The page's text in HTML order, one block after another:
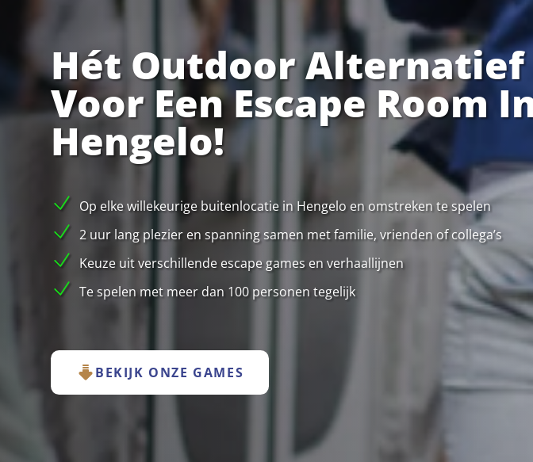
Hét Outdoor Alternatief
Voor Een Escape Room
Hengelo!
Op elke willekeurige buitenlocatie in Hengelo en omstreken te spelen
2 uur lang plezier en spanning samen met familie, vrienden of collega’s
Keuze uit verschillende escape games en verhaallijnen
Te spelen met meer dan 100 personen tegelijk
BEKIJK ONZE GAMES